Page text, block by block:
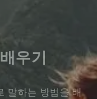
우기
말하는 방법을 배